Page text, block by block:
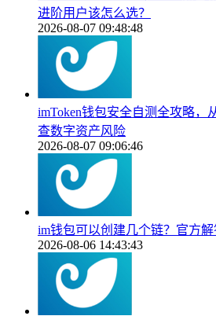
进阶用户该怎么选？
2026-08-07 09:48:48
imToken钱包安全自测全攻略，
查数字资产风险
2026-08-07 09:06:46
im钱包可以创建几个链？官方
2026-08-06 14:43:43